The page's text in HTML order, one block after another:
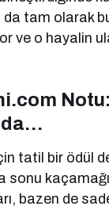
da tam olarak
ve o hayalin
tatil bir ödül
sonu
bazen de